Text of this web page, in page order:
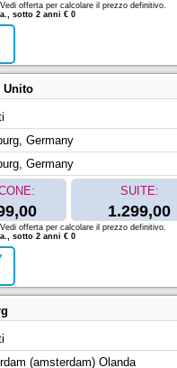
offerta per calcolare il prezzo definitivo.
sotto 2 anni € 0
Unito
Germany
Germany
SUITE:
1.299,00
offerta per calcolare il prezzo definitivo.
sotto 2 anni € 0
(amsterdam) Olanda